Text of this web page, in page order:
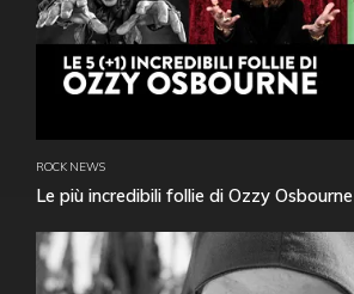
ROCK NEWS
Le più incredibili follie di Ozzy Osbourne